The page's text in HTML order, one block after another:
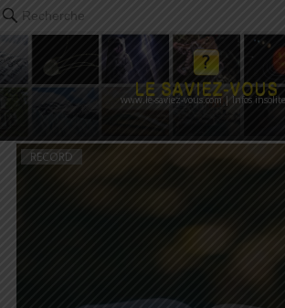
Recherche
www.le-saviez-vous.com | Infos
RECORD